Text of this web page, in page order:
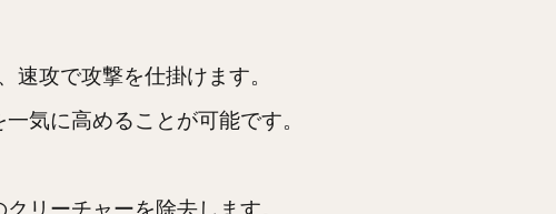
攻で攻撃を仕掛けます。
気に高めることが可能です。
リーチャーを除去します。